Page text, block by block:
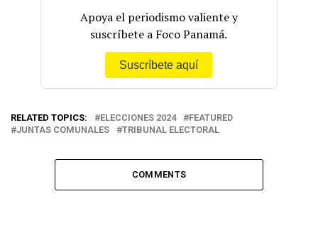
Apoya el periodismo valiente y
suscríbete a Foco Panamá.
Suscríbete aquí
RELATED TOPICS: ELECCIONES 2024
FEATURED
JUNTAS COMUNALES
TRIBUNAL ELECTORAL
COMMENTS